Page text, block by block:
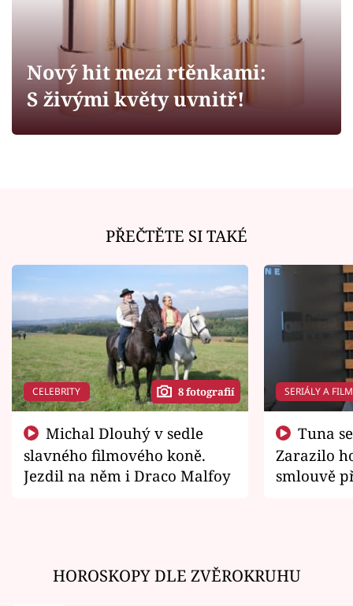
Sledujte prima+
Filmový festival Karlovy Vary
Sledujte nás
Nový hit mezi rtěnkami:
S živými květy uvnitř!
PŘEČTĚTE SI TAKÉ
CELEBRITY 8 fotografií
slavného filmového koně.
Jezdil na něm i Draco Malfoy
SERIÁLY A
Zarazilo
smlouvě
HOROSKOPY DLE ZVĚROKRUHU